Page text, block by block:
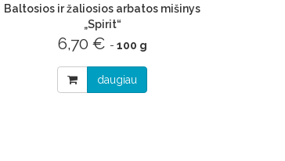
Baltosios ir žaliosios arbatos mišinys
„Spirit“
6,70 € - 100 g
daugiau